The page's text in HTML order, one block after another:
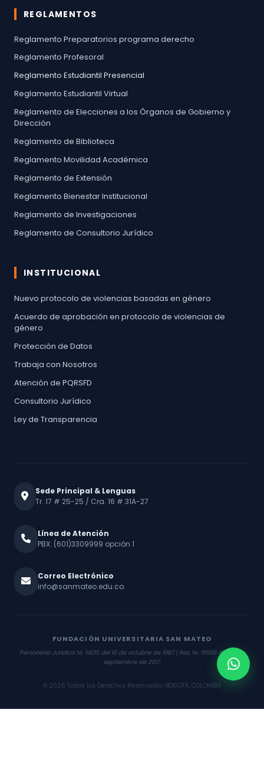
REGLAMENTOS
Reglamento Preparatorios programa derecho
Reglamento Profesoral
Reglamento Estudiantil Presencial
Reglamento Estudiantil Virtual
Reglamento de Elecciones a los Órganos de Gobierno y
Dirección
Reglamento de Biblioteca
Reglamento Movilidad Académica
Reglamento de Extensión
Reglamento Bienestar Institucional
Reglamento de Investigaciones
Reglamento de Consultorio Jurídico
INSTITUCIONAL
Nuevo protocolo de violencias basadas en género
Acuerdo de aprobación en protocolo de violencias de
género
Protección de Datos
Trabaja con Nosotros
Atención de PQRSFD
Consultorio Jurídico
Ley de Transparencia
Sede Principal & Lenguas
Tr. 17 # 25-25 / Cra. 16 # 31A-27
Línea de Atención
PBX: (601)3309999 opción 1
Correo Electrónico
info@sanmateo.edu.co.
FUNDACIÓN UNIVERSITARIA SAN MATEO
Personería Jurídica № 14135 del 16 de octubre de 1987 | Res. № 19566 del 26 de
septiembre de 2017.
© 2026 Todos los Derechos Reservados BOGOTÁ, COLOMBIA